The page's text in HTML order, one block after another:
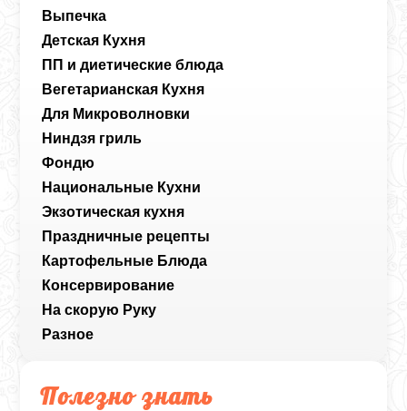
Выпечка
Детская Кухня
ПП и диетические блюда
Вегетарианская Кухня
Для Микроволновки
Ниндзя гриль
Фондю
Национальные Кухни
Экзотическая кухня
Праздничные рецепты
Картофельные Блюда
Консервирование
На скорую Руку
Разное
Полезно знать